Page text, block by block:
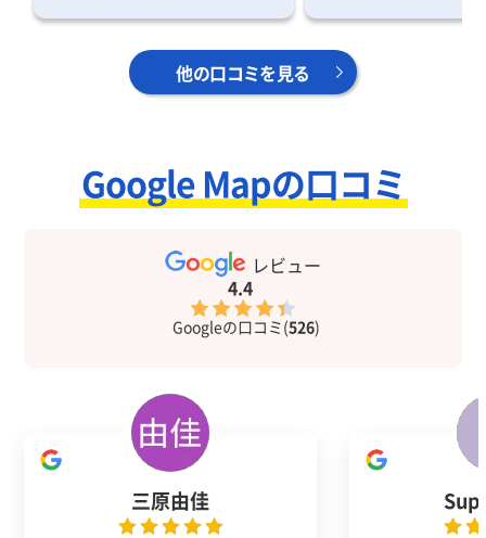
他の口コミを見る
Google Mapの口コミ
レビュー
4.4
Googleの口コミ(526)
三原由佳